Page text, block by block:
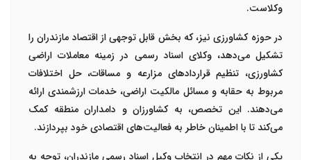
وکلاست.
در حوزه کشاورزی نیز، که بخش قابل توجهی از اقتصاد مازندران را
تشکیل می‌دهد، وکلای اسناد رسمی در زمینه معاملات اراضی
کشاورزی، تنظیم قراردادهای مزارعه و مساقات، حل اختلافات
مربوط به حقابه و مسائل مالکیت اراضی، خدمات ارزشمندی ارائه
می‌دهند. این تخصص، به کشاورزان و دامداران منطقه کمک
می‌کند تا با اطمینان خاطر به فعالیت‌های اقتصادی خود بپردازند.
یکی از نکات مهم در انتخاب وکیل اسناد رسمی مازندران، توجه به